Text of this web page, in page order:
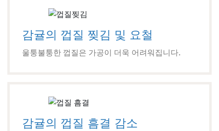
감귤의 껍질 찢김 및 요철
울퉁불퉁한 껍질은 가공이 더욱 어려워집니다.
감귤의 껍질 흠결 감소